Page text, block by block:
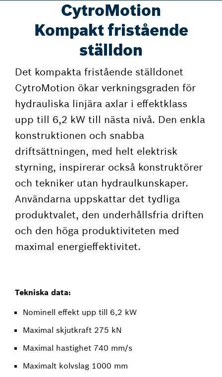
CytroMotion
Kompakt fristående
ställdon
Det kompakta fristående ställdonet
CytroMotion ökar verkningsgraden för
hydrauliska linjära axlar i effektklass
upp till 6,2 kW till nästa nivå. Den enkla
konstruktionen och snabba
driftsättningen, med helt elektrisk
styrning, inspirerar också konstruktörer
och tekniker utan hydraulkunskaper.
Användarna uppskattar det tydliga
produktvalet, den underhållsfria driften
och den höga produktiviteten med
maximal energieffektivitet.
Tekniska data:
Nominell effekt upp till 6,2 kW
Maximal skjutkraft 275 kN
Maximal hastighet 740 mm/s
Maximalt kolvslag 1000 mm